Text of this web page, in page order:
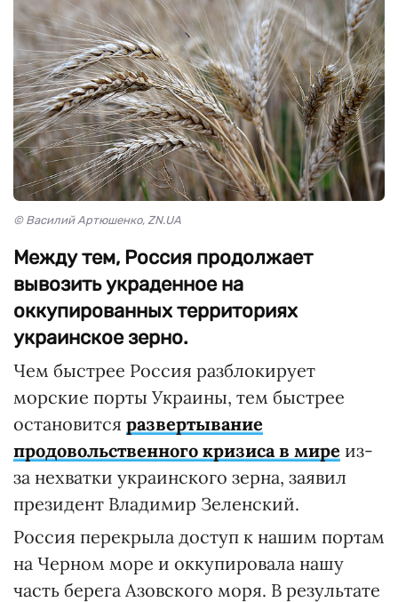
© Василий Артюшенко, ZN.UA
Между тем, Россия продолжает
вывозить украденное на
оккупированных территориях
украинское зерно.
Чем быстрее Россия разблокирует
морские порты Украины, тем быстрее
остановится развертывание
продовольственного кризиса в мире из-
за нехватки украинского зерна, заявил
президент Владимир Зеленский.
Россия перекрыла доступ к нашим портам
на Черном море и оккупировала нашу
часть берега Азовского моря. В результате